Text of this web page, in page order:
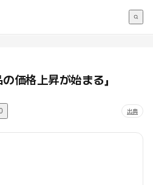
価格上昇が始まる」
出典